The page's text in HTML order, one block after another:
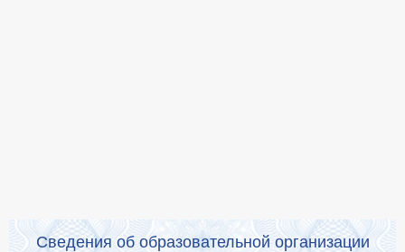
Сведения об образовательной организации